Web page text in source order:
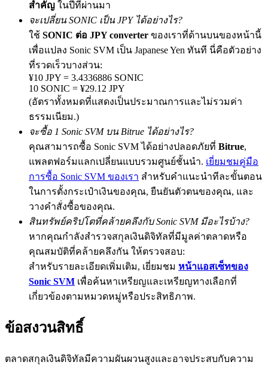
Exclusive for BitMart Users
Register & Trade to Win 500,000 USDT
Precious Metals Trading Carnival
Trade Gold & Silver · 33,333 USDT Bonus
USDT New User Exclusive 10% APR
USDT Flexible Staking | Daily Rewards
BTC New User Exclusive: 6.5% APR
BTC Flexible Staking | Daily Rewards
สำคัญ ในปีที่ผ่านมา
จะเปลี่ยน SONIC เป็น JPY ได้อย่างไร?
ใช้ SONIC ต่อ JPY converter ของเราที่ด้านบนของหน้านี้
เพื่อแปลง Sonic SVM เป็น Japanese Yen ทันที นี่คือตัวอย่าง
ที่รวดเร็วบางส่วน:
¥10 JPY = 3.4336886 SONIC
10 SONIC = ¥29.12 JPY
(อัตราทั้งหมดที่แสดงเป็นประมาณการและไม่รวมค่า
ธรรมเนียม.)
จะซื้อ 1 Sonic SVM บน Bitrue ได้อย่างไร?
คุณสามารถซื้อ Sonic SVM ได้อย่างปลอดภัยที่ Bitrue,
แพลตฟอร์มแลกเปลี่ยนแบบรวมศูนย์ชั้นนำ. เยี่ยมชมคู่มือ
การซื้อ Sonic SVM ของเรา สำหรับคำแนะนำทีละขั้นตอน
ในการตั้งกระเป๋าเงินของคุณ, ยืนยันตัวตนของคุณ, และ
วางคำสั่งซื้อของคุณ.
สินทรัพย์คริปโตที่คล้ายคลึงกับ Sonic SVM มีอะไรบ้าง?
หากคุณกำลังสำรวจสกุลเงินดิจิทัลที่มีมูลค่าตลาดหรือ
คุณสมบัติที่คล้ายคลึงกัน ให้ตรวจสอบ:
สำหรับรายละเอียดเพิ่มเติม, เยี่ยมชม หน้าแอสเซ็ทของ
Sonic SVM เพื่อค้นหาเหรียญและเหรียญทางเลือกที่
เกี่ยวข้องตามหมวดหมู่หรือประสิทธิภาพ.
ข้อสงวนสิทธิ์
ตลาดสกุลเงินดิจิทัลมีความผันผวนสูงและอาจประสบกับความ